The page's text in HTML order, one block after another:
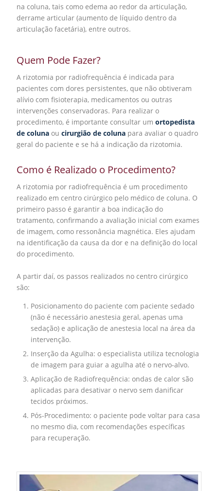
na coluna, tais como edema ao redor da articulação,
derrame articular (aumento de líquido dentro da
articulação facetária), entre outros.
Quem Pode Fazer?
A rizotomia por radiofrequência é indicada para
pacientes com dores persistentes, que não obtiveram
alívio com fisioterapia, medicamentos ou outras
intervenções conservadoras. Para realizar o
procedimento, é importante consultar um ortopedista
de coluna ou cirurgião de colunapara avaliar o quadro
geral do paciente e se há a indicação da rizotomia.
Como é Realizado o Procedimento?
A rizotomia por radiofrequência é um procedimento
realizado em centro cirúrgico pelo médico de coluna. O
primeiro passo é garantir a boa indicação do
tratamento, confirmando a avaliação inicial com exames
de imagem, como ressonância magnética. Eles ajudam
na identificação da causa da dor e na definição do local
do procedimento.
A partir daí, os passos realizados no centro cirúrgico
são:
Posicionamento do paciente com paciente sedado
(não é necessário anestesia geral, apenas uma
sedação) e aplicação de anestesia local na área da
intervenção.
Inserção da Agulha: o especialista utiliza tecnologia
de imagem para guiar a agulha até o nervo-alvo.
Aplicação de Radiofrequência: ondas de calor são
aplicadas para desativar o nervo sem danificar
tecidos próximos.
Pós-Procedimento: o paciente pode voltar para casa
no mesmo dia, com recomendações específicas
para recuperação.